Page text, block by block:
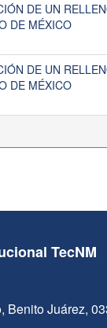
DE UN
DE MÉXICO
DE UN
DE MÉXICO
TecNM
Benito Juárez,